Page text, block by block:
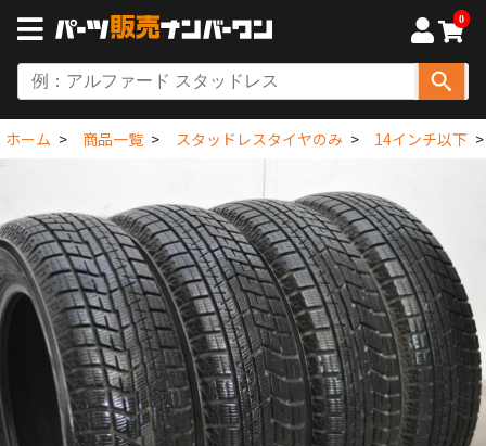
0
ホーム 商品一覧 スタッドレスタイヤのみ 14インチ以下